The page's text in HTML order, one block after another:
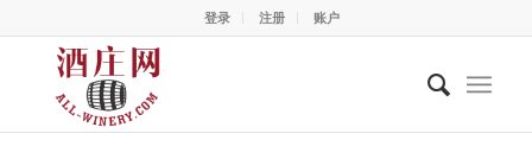
登录 注册 账户